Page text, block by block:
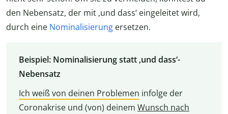
den Nebensatz, der mit ‚und dass‘ eingeleitet wird,
durch eine Nominalisierung ersetzen.
Beispiel: Nominalisierung statt ‚und dass‘-
Nebensatz
Ich weiß von deinen Problemen infolge der
Coronakrise und (von) deinem Wunsch nach